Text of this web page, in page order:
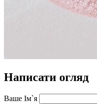
Написати огляд
Ваше Ім`я